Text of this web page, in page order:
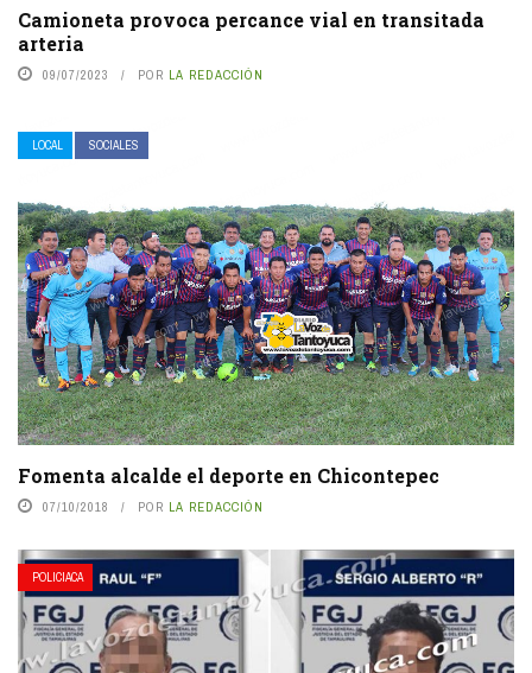
Camioneta provoca percance vial en transitada
arteria
09/07/2023 POR LA REDACCIÓN
LOCAL SOCIALES
Fomenta alcalde el deporte en Chicontepec
07/10/2018 POR LA REDACCIÓN
POLICIACA